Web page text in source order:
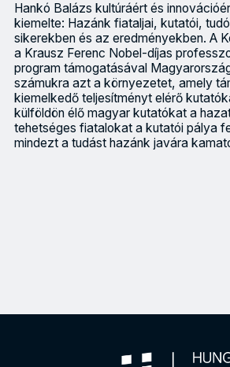
Hankó Balázs kultúráért és
kiemelte: Hazánk fiataljai, kutatói,
sikerekben és az eredményekben. A
a Krausz Ferenc Nobel-díjas
program támogatásával
számukra azt a környezetet, amely
kiemelkedő teljesítményt elérő
külföldön élő magyar kutatókat a
tehetséges fiatalokat a kutatói pálya
mindezt a tudást hazánk javára